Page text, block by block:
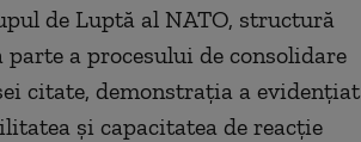
de Luptă al NATO, structură
a procesului de consolidare
citate, demonstraţia a evidenţiat
şi capacitatea de reacţie